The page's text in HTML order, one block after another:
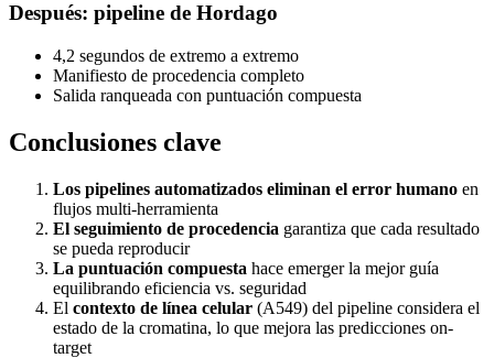
Después: pipeline de Hordago
4,2 segundos de extremo a extremo
Manifiesto de procedencia completo
Salida ranqueada con puntuación compuesta
Conclusiones clave
Los pipelines automatizados eliminan el error humano en
flujos multi-herramienta
El seguimiento de procedencia garantiza que cada resultado
se pueda reproducir
La puntuación compuesta hace emerger la mejor guía
equilibrando eficiencia vs. seguridad
El contexto de línea celular (A549) del pipeline considera el
estado de la cromatina, lo que mejora las predicciones on-
target